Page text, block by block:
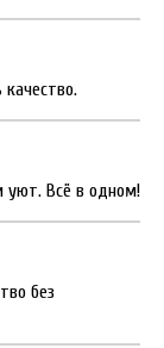
Всё в одном!
без